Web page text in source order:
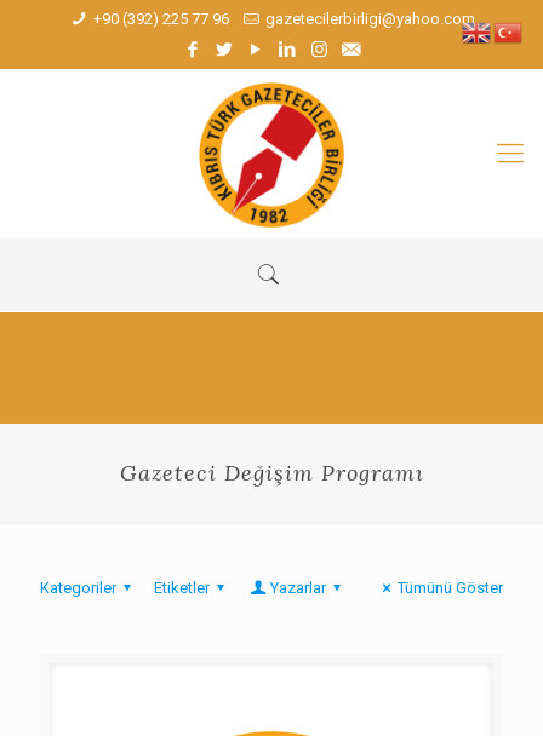
+90 (392) 225 77 96 gazetecilerbirligi@yahoo.com
Gazeteci Değişim Programı
Kategoriler Etiketler Yazarlar Tümünü Göster